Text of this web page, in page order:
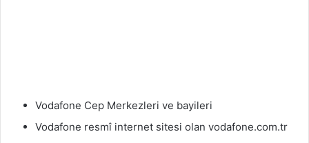
Vodafone Cep Merkezleri ve bayileri
Vodafone resmî internet sitesi olan vodafone.com.tr